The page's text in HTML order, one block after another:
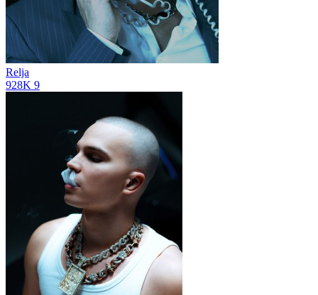
Relja
928K 9